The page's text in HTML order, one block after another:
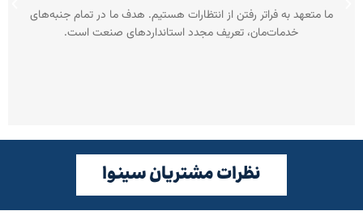
ما متعهد به فراتر رفتن از انتظارات هستیم. هدف ما در تمام جنبه‌های
خدمات‌مان، تعریف مجدد استانداردهای صنعت است.
نظرات مشتریان سینوا